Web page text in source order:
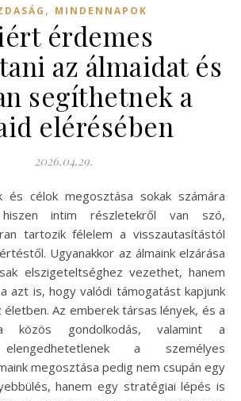
, MINDENNAPOK
érdemes
az álmaidat és
segíthetnek a
elérésében
2026.04.29.
intim részletekről van szó,
tartozik félelem a visszautasítástól
Ugyanakkor az álmaink elzárása
elszigeteltséghez vezethet, hanem
azt is, hogy valódi támogatást kapjunk
Az emberek társas lények, és a
a közös gondolkodás, valamint a
elengedhetetlenek a személyes
megosztása pedig nem csupán egy
hanem egy stratégiai lépés is